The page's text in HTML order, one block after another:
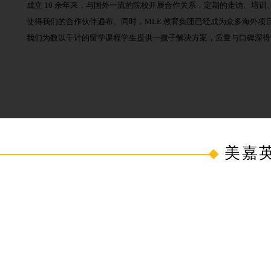
成立 10 余年来，与国外一流的院校开展合作关系，定期的走访、培训
使得我们的合作伙伴遍布。同时，MLE 教育集团已经成为众多海外项
我们为数以千计的留学课程学生提供一揽子解决方案，质量与口碑深
美嘉